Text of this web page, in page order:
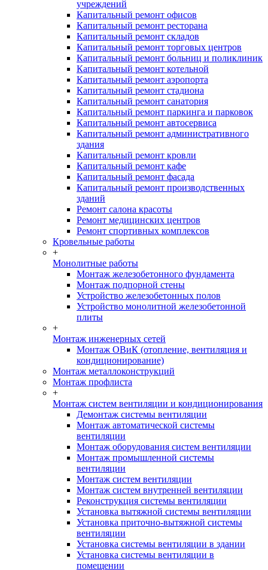
учреждений
Капитальный ремонт офисов
Капитальный ремонт ресторана
Капитальный ремонт складов
Капитальный ремонт торговых центров
Капитальный ремонт больниц и поликлиник
Капитальный ремонт котельной
Капитальный ремонт аэропорта
Капитальный ремонт стадиона
Капитальный ремонт санатория
Капитальный ремонт паркинга и парковок
Капитальный ремонт автосервиса
Капитальный ремонт административного
здания
Капитальный ремонт кровли
Капитальный ремонт кафе
Капитальный ремонт фасада
Капитальный ремонт производственных
зданий
Ремонт салона красоты
Ремонт медицинских центров
Ремонт спортивных комплексов
Кровельные работы
+
Монолитные работы
Монтаж железобетонного фундамента
Монтаж подпорной стены
Устройство железобетонных полов
Устройство монолитной железобетонной
плиты
+
Монтаж инженерных сетей
Монтаж ОВиК (отопление, вентиляция и
кондиционирование)
Монтаж металлоконструкций
Монтаж профлиста
+
Монтаж систем вентиляции и кондиционирования
Демонтаж системы вентиляции
Монтаж автоматической системы
вентиляции
Монтаж оборудования систем вентиляции
Монтаж промышленной системы
вентиляции
Монтаж систем вентиляции
Монтаж систем внутренней вентиляции
Реконструкция системы вентиляции
Установка вытяжной системы вентиляции
Установка приточно-вытяжной системы
вентиляции
Установка системы вентиляции в здании
Установка системы вентиляции в
помещении